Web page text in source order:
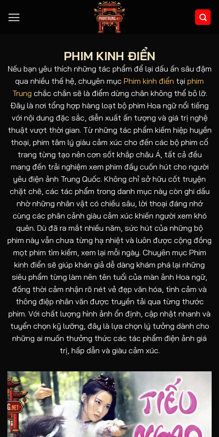
qua
PHIM KINH ĐIỂN
Nếu bạn yêu thích những tác phẩm để lại dấu ấn sâu đậm
qua nhiều thế hệ, chuyên mục Phim kinh điển tại phim
Trung chắc chắn sẽ là điểm dừng chân không thể bỏ lỡ.
Đây là nơi tổng hợp hàng loạt bộ phim Hoa ngữ nổi tiếng
với nội dung đặc sắc, diễn xuất ấn tượng và giá trị nghệ
thuật vượt thời gian. Từ những tác phẩm kiếm hiệp huyền
thoại, phim tâm lý giàu cảm xúc cho đến các bộ phim cổ
trang từng tạo nên cơn sốt khắp châu Á, tất cả đều
mang đến trải nghiệm xem phim đầy cuốn hút cho người
yêu điện ảnh Trung Quốc. Không chỉ sở hữu cốt truyện
chặt chẽ, các tác phẩm trong danh mục này còn ghi dấu
nhờ những nhân vật có chiều sâu, lời thoại đáng nhớ
cùng các phân cảnh giàu cảm xúc khiến người xem khó
quên. Dù đã ra mắt nhiều năm, sức hút của những bộ
phim này vẫn chưa từng hạ nhiệt và luôn được cộng đồng
mọt phim tìm kiếm, xem lại mỗi ngày. Chuyên mục Phim
kinh điển sẽ giúp khán giả dễ dàng khám phá lại những
siêu phẩm từng làm nên tên tuổi của màn ảnh Hoa ngữ,
đồng thời cảm nhận rõ nét vẻ đẹp văn hóa, tình cảm và
thông điệp nhân văn được truyền tải qua từng thước
phim. Với chất lượng hình ảnh ổn định, cập nhật nhanh và
tuyển chọn kỹ lưỡng, đây là lựa chọn lý tưởng dành cho
những ai muốn thưởng thức các tác phẩm điện ảnh giá
trị, hấp dẫn và giàu cảm xúc.